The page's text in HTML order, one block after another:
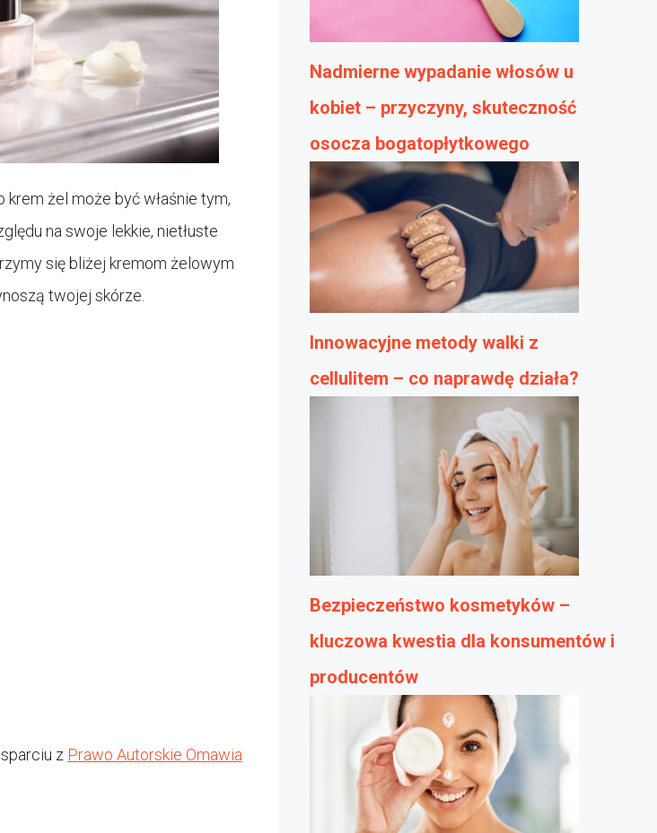
żel może być właśnie tym,
na swoje lekkie, nietłuste
się bliżej kremom żelowym
twojej skórze.
z Prawo Autorskie Omawia
Nadmierne wypadanie włosów u
kobiet – przyczyny, skuteczność
osocza bogatopłytkowego
Innowacyjne metody walki z
cellulitem – co naprawdę działa?
Bezpieczeństwo kosmetyków –
kluczowa kwestia dla konsumentów i
producentów